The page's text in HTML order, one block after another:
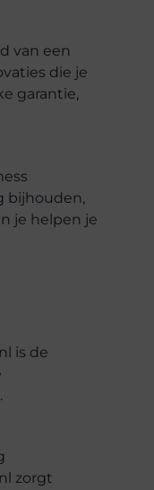
van een
die je
garantie,
bijhouden,
je helpen je
is de
zorgt